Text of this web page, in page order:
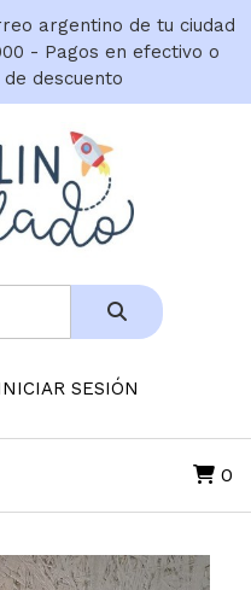
argentino de tu ciudad
- Pagos en efectivo o
descuento
SESIÓN
0